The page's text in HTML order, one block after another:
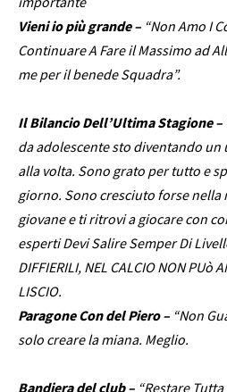
Vieni io più grande – “Non Amo I
Continuare A Fare il Massimo ad
me per il benede Squadra”.
Il Bilancio Dell’Ultima Stagione –
da adolescente sto diventando un
alla volta. Sono grato per tutto e
giorno. Sono cresciuto forse nella
giovane e ti ritrovi a giocare con
esperti Devi Salire Semper Di
DIFFIERILI, NEL CALCIO NON PUò
LISCIO.
Paragone Con del Piero – “Non
solo creare la miana. Meglio.
Bandiera del club – “Restare